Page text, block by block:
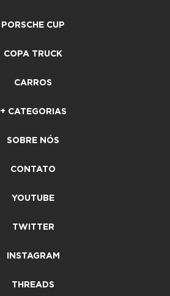
PORSCHE CUP
COPA TRUCK
CARROS
+ CATEGORIAS
SOBRE NÓS
CONTATO
YOUTUBE
TWITTER
INSTAGRAM
THREADS